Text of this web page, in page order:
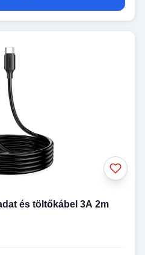
és töltőkábel 3A 2m